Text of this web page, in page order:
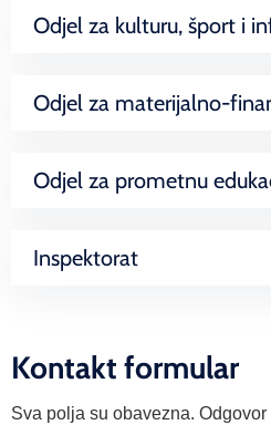
Odjel za kulturu, šport i
Odjel za materijalno-
Odjel za prometnu
Inspektorat
Kontakt formular
Sva polja su obavezna.